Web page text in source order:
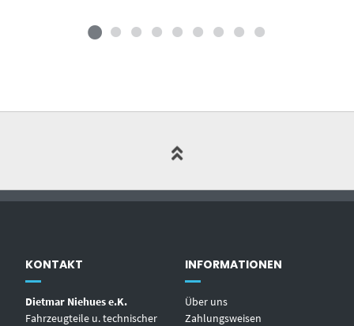
KONTAKT
Dietmar Niehues e.K.
Fahrzeugteile u. technischer
INFORMATIONEN
Über uns
Zahlungsweisen